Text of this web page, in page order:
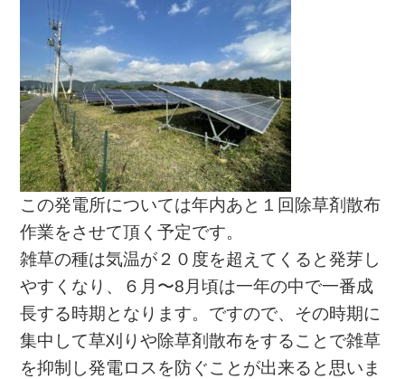
この発電所については年内あと１回除草剤散布
作業をさせて頂く予定です。
雑草の種は気温が２０度を超えてくると発芽し
やすくなり、６月〜8月頃は一年の中で一番成
長する時期となります。ですので、その時期に
集中して草刈りや除草剤散布をすることで雑草
を抑制し発電ロスを防ぐことが出来ると思いま